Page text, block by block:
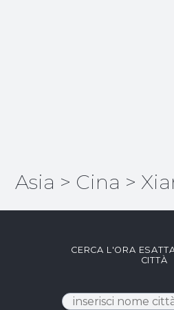
Asia > Cina >
CERCA L'ORA
CITTÀ